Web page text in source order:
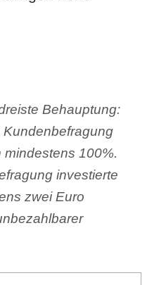
Behauptung:
100%.
investierte
zwei Euro